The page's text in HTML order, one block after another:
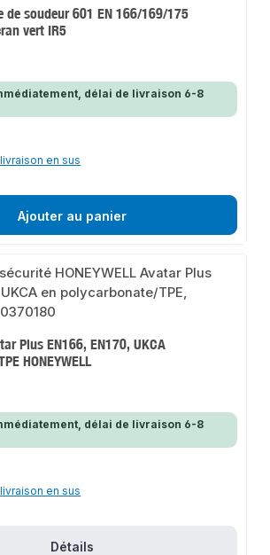
de soudeur 601 EN 166/169/175
vert IR5
délai de livraison 6-8
en sus
Ajouter au panier
Plus EN166, EN170, UKCA
HONEYWELL
délai de livraison 6-8
en sus
Détails